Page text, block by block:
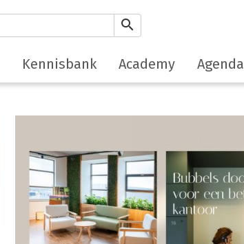
search
Kennisbank Academy Agenda